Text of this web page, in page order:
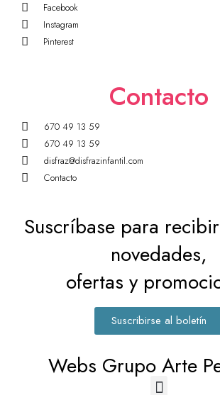
Facebook
Instagram
Pinterest
Contacto
670 49 13 59
670 49 13 59
disfraz@disfrazinfantil.com
Contacto
Suscríbase para
novedades,
ofertas y
Suscribirse al boletín
Webs Grupo Arte